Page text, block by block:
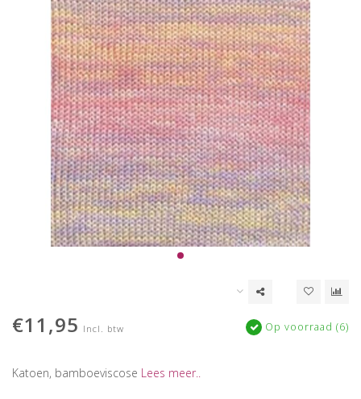
€11,95 Incl. btw Op voorraad (6)
Katoen, bamboeviscose Lees meer..